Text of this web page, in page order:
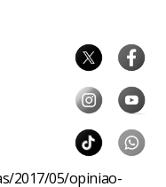
2017/05/opiniao-